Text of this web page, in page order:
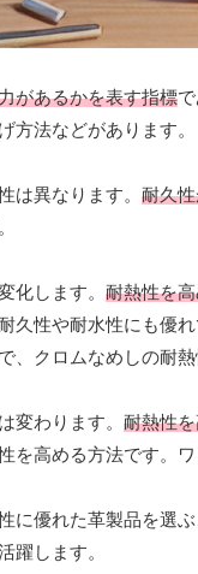
があるかを表す指標
方法などがあります。
は異なります。 耐久
化します。 耐熱性を
久性や耐水性にも優
、クロムなめしの耐
変わります。 耐熱性
を高める方法です。
に優れた革製品を選
躍します。